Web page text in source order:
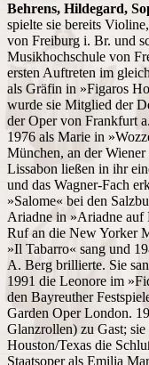
Behrens, Hildegard,
spielte sie bereits
von Freiburg i. Br. und
Musikhochschule von
ersten Auftreten im
als Gräfin in »Figaros
wurde sie Mitglied der
der Oper von Frankfurt
1976 als Marie in
München, an der
Lissabon ließen in ihr
und das Wagner-Fach
»Salome« bei den
Ariadne in »Ariadne auf
Ruf an die New Yorker
»Il Tabarro« sang und
A. Berg brillierte. Sie
1991 die Leonore im
den Bayreuther
Garden Oper London.
Glanzrollen) zu Gast;
Houston/Texas die
Staatsoper als Emilia